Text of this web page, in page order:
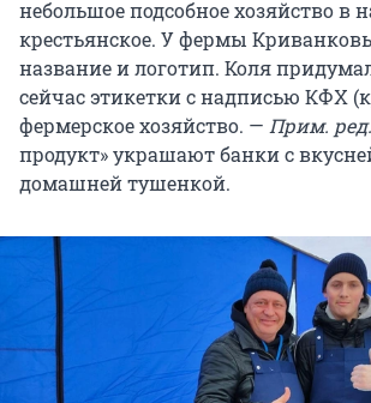
небольшое подсобное хозяйство в
крестьянское. У фермы
название и логотип. Коля
сейчас этикетки с надписью КФХ
фермерское хозяйство. — Прим. ред.
продукт» украшают банки с
домашней тушенкой.